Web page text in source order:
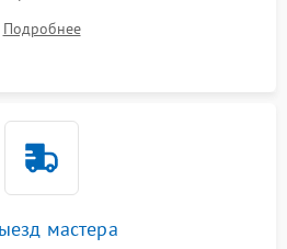
Подробнее
мастера